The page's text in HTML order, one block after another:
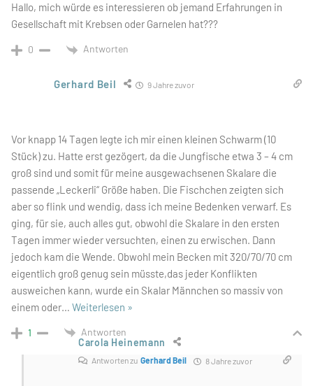
Hallo, mich würde es interessieren ob jemand Erfahrungen in
Gesellschaft mit Krebsen oder Garnelen hat???
0 Antworten
Gerhard Beil 9 Jahre zuvor
Vor knapp 14 Tagen legte ich mir einen kleinen Schwarm (10
Stück) zu. Hatte erst gezögert, da die Jungfische etwa 3 – 4 cm
groß sind und somit für meine ausgewachsenen Skalare die
passende „Leckerli“ Größe haben. Die Fischchen zeigten sich
aber so flink und wendig, dass ich meine Bedenken verwarf. Es
ging, für sie, auch alles gut, obwohl die Skalare in den ersten
Tagen immer wieder versuchten, einen zu erwischen. Dann
jedoch kam die Wende. Obwohl mein Becken mit 320/70/70 cm
eigentlich groß genug sein müsste,das jeder Konflikten
ausweichen kann, wurde ein Skalar Männchen so massiv von
einem oder… Weiterlesen »
1
Antworten
Carola Heinemann
Antworten zu Gerhard Beil 8 Jahre zuvor